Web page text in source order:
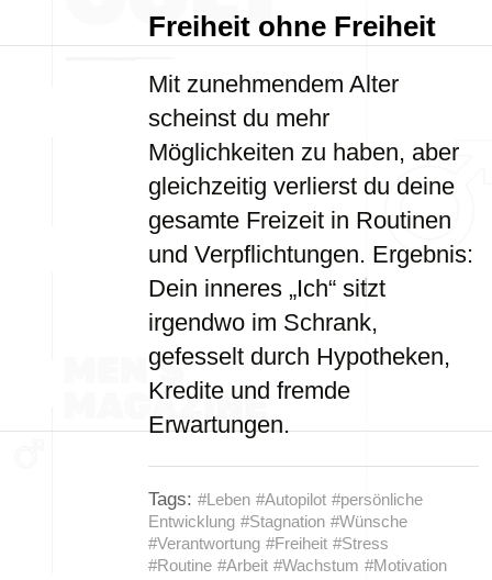
Freiheit ohne Freiheit
Mit zunehmendem Alter
scheinst du mehr
Möglichkeiten zu haben, aber
gleichzeitig verlierst du deine
gesamte Freizeit in Routinen
und Verpflichtungen. Ergebnis:
Dein inneres „Ich“ sitzt
irgendwo im Schrank,
gefesselt durch Hypotheken,
Kredite und fremde
Erwartungen.
Tags: #Leben #Autopilot #persönliche
Entwicklung #Stagnation #Wünsche
#Verantwortung #Freiheit #Stress
#Routine #Arbeit #Wachstum #Motivation